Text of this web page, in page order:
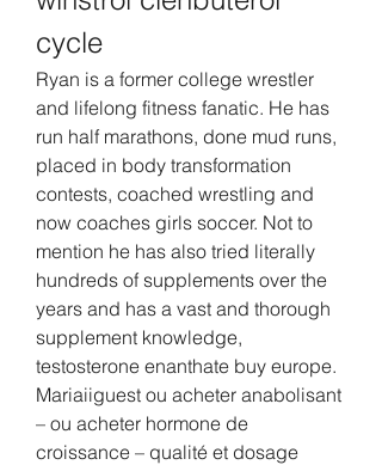
cycle
Ryan is a former college wrestler
and lifelong fitness fanatic. He has
run half marathons, done mud runs,
placed in body transformation
contests, coached wrestling and
now coaches girls soccer. Not to
mention he has also tried literally
hundreds of supplements over the
years and has a vast and thorough
supplement knowledge,
testosterone enanthate buy europe.
Mariaiiguest ou acheter anabolisant
– ou acheter hormone de
croissance – qualité et dosage